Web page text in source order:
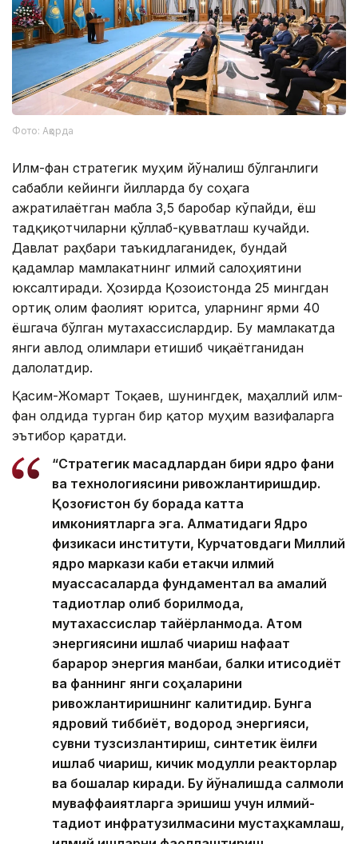
Фото: Ақорда
Илм-фан стратегик муҳим йўналиш бўлганлиги
сабабли кейинги йилларда бу соҳага
ажратилаётган маблағ 3,5 баробар кўпайди, ёш
тадқиқотчиларни қўллаб-қувватлаш кучайди.
Давлат раҳбари таъкидлаганидек, бундай
қадамлар мамлакатнинг илмий салоҳиятини
юксалтиради. Ҳозирда Қозоғистонда 25 мингдан
ортиқ олим фаолият юритса, уларнинг ярми 40
ёшгача бўлган мутахассислардир. Бу мамлакатда
янги авлод олимлари етишиб чиқаётганидан
далолатдир.
Қасим-Жомарт Тоқаев, шунингдек, маҳаллий илм-
фан олдида турган бир қатор муҳим вазифаларга
эътибор қаратди.
“Стратегик мақсадлардан бири ядро фани
ва технологиясини ривожлантиришдир.
Қозоғистон бу борада катта
имкониятларга эга. Алматидаги Ядро
физикаси институти, Курчатовдаги Миллий
ядро маркази каби етакчи илмий
муассасаларда фундаментал ва амалий
тадқиқотлар олиб борилмоқда,
мутахассислар тайёрланмоқда. Атом
энергиясини ишлаб чиқариш нафақат
барқарор энергия манбаи, балки иқтисодиёт
ва фаннинг янги соҳаларини
ривожлантиришнинг калитидир. Бунга
ядровий тиббиёт, водород энергияси,
сувни тузсизлантириш, синтетик ёқилғи
ишлаб чиқариш, кичик модулли реакторлар
ва бошқалар киради. Бу йўналишда салмоқли
муваффақиятларга эришиш учун илмий-
тадқиқот инфратузилмасини мустаҳкамлаш,